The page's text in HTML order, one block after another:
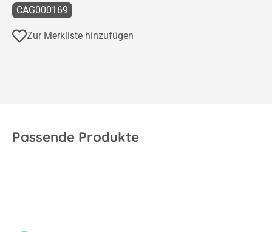
CAG000169
Zur Merkliste hinzufügen
Passende Produkte